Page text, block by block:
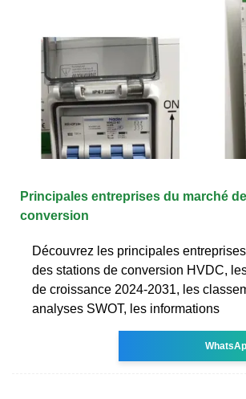
Principales entreprises du marché
conversion
Découvrez les principales
des stations de conversion HVDC,
de croissance 2024-2031, les
analyses SWOT, les informations